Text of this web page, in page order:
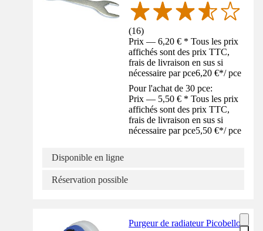
(16)
Prix — 6,20 € * Tous les prix
affichés sont des prix TTC,
frais de livraison en sus si
nécessaire par pce6,20 €*/ pce
Pour l'achat de 30 pce:
Prix — 5,50 € * Tous les prix
affichés sont des prix TTC,
frais de livraison en sus si
nécessaire par pce5,50 €*/ pce
Disponible en ligne
Réservation possible
Purgeur de radiateur Picobello